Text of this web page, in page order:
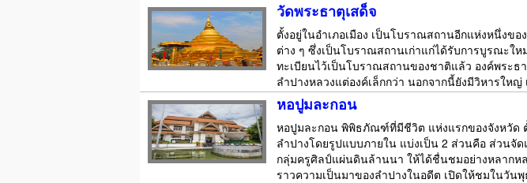
วัดพระธาตุเสด็จ
ตั้งอยู่ในอำเภอเมือง เป็นโบราณสถานอีกแห่งหนึ่งข
ต่าง ๆ ซึ่งเป็นโบราณสถานเก่าแก่ได้รับการบูรณะ
ทะเบียนไว้เป็นโบราณสถานของชาติแล้ว องค์พระ
ลำปางหลวงแต่องค์เล็กกว่า นอกจากนี้ยังมีวิหารใหญ่ เ
หอปูมละกอน
หอปูมละกอน พิพิธภัณฑ์ที่มีชีวิต แห่งแรกของจังหวัด
ลำปางโดยรูปแบบภายใน แบ่งเป็น 2 ส่วนคือ ส่วนจั
กลุ่มครูศิลป์แผ่นดินล้านนา ให้ได้ชื่นชมอย่างหลากห
ราวความเป็นมาของลำปางในอดีต เปิดให้ชมในวัน